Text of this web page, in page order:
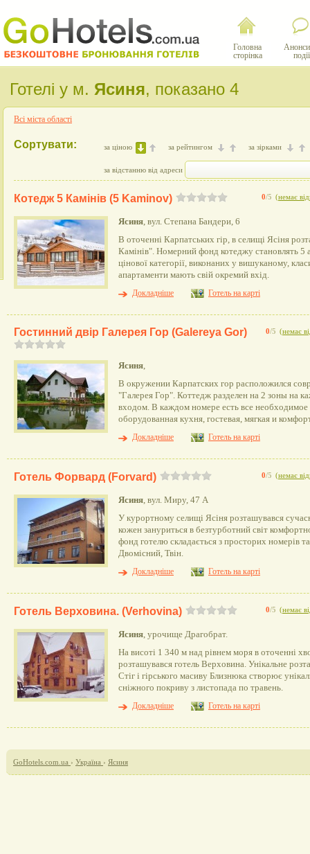
Головна
сторінка
події
Готелі у м. Ясиня, показано 4
Всі міста області
Сортувати: за ціною за рейтингом за зірками
за відстанню від адреси
0/5 (немає
Котедж 5 Камінів (5 Kaminov)
Ясиня, вул. Степана Бандери, 6
В оточенні Карпатських гір, в селищі Ясіня
Камінів". Номерний фонд котеджу становлять 5
цінової категорії, виконаних у вишуканому,
апартаменти мають свій окремий вхід.
Докладніше
Готель на карті
0/5 (немає
Гостинний двір Галерея Гор (Galereya Gor)
Ясиня,
В окружении Карпатских гор расположился
"Галерея Гор". Коттедж разделен на 2 зоны на
входом. В каждом номере есть все
оборудованная кухня, гостевая, мягкая и
Докладніше
Готель на карті
0/5 (немає
Готель Форвард (Forvard)
Ясиня, вул. Миру, 47 А
У курортному селищі Ясіня розташувався
кожен зануриться в безтурботний світ
фонд готелю складається з просторих номерів
Двомісний, Твін.
Докладніше
Готель на карті
0/5 (немає
Готель Верховина. (Verhovina)
Ясиня, урочище Драгобрат.
На висоті 1 340 м над рівнем моря в оточенні
розташувався готель Верховина. Унікальне
Стіг і гірського масиву Близнюка створює
сніжного покриву з листопада по травень.
Докладніше
Готель на карті
GoHotels.com.ua › Україна › Ясиня